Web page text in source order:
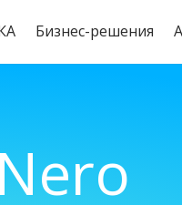
Бизнес-решения